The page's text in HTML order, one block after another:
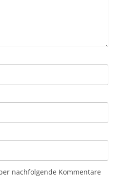
nachfolgende Kommentare